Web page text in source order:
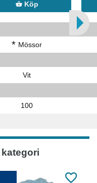
Köp
* Mössor
Vit
100